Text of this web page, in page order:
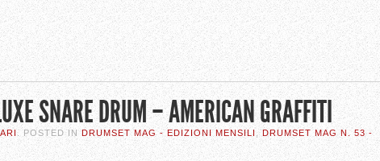
SNARE DRUM – AMERICAN GRAFFITI
. POSTED IN DRUMSET MAG - EDIZIONI MENSILI ,DRUMSET MAG N. 53 -